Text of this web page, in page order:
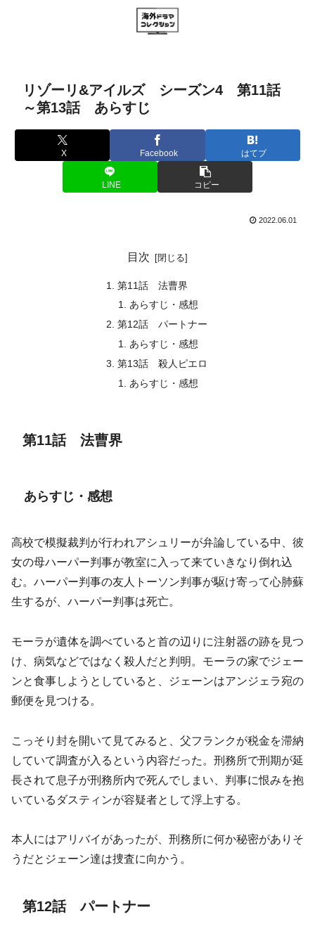
リゾーリ&アイルズ シーズン4 第11話
～第13話 あらすじ
X Facebook はてブ
LINE コピー
2022.06.01
目次
第11話 法曹界
あらすじ・感想
第12話 パートナー
あらすじ・感想
第13話 殺人ピエロ
あらすじ・感想
第11話 法曹界
あらすじ・感想
高校で模擬裁判が行われアシュリーが弁論している中、彼
女の母ハーパー判事が教室に入って来ていきなり倒れ込
む。ハーパー判事の友人トーソン判事が駆け寄って心肺蘇
生するが、ハーパー判事は死亡。
モーラが遺体を調べていると首の辺りに注射器の跡を見つ
け、病気などではなく殺人だと判明。モーラの家でジェー
ンと食事しようとしていると、ジェーンはアンジェラ宛の
郵便を見つける。
こっそり封を開いて見てみると、父フランクが税金を滞納
していて調査が入るという内容だった。刑務所で刑期が延
長されて息子が刑務所内で死んでしまい、判事に恨みを抱
いているダスティンが容疑者として浮上する。
本人にはアリバイがあったが、刑務所に何か秘密がありそ
うだとジェーン達は捜査に向かう。
第12話 パートナー